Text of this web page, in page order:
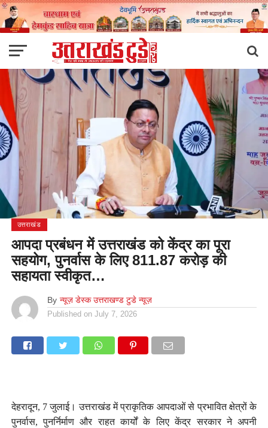
उत्तराखंड
आपदा प्रबंधन में उत्तराखंड को केंद्र का पूरा
सहयोग, पुनर्वास के लिए 811.87 करोड़ की
सहायता स्वीकृत…
By न्यूज़ डेस्क उत्तराखण्ड टुडे न्यूज़
Published on July 7, 2026
देहरादून, 7 जुलाई। उत्तराखंड में प्राकृतिक आपदाओं से प्रभावित क्षेत्रों के
पुनर्वास, पुनर्निर्माण और राहत कार्यों के लिए केंद्र सरकार ने अपनी